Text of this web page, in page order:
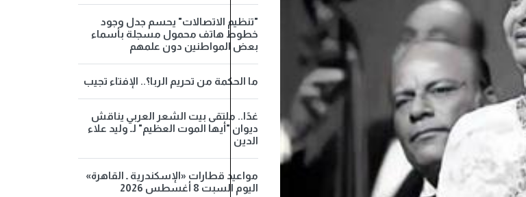
"تنظيم الاتصالات" يحسم جدل وجود
خطوط هاتف محمول مسجلة بأسماء
بعض المواطنين دون علمهم
ما الحكمة من تحريم الربا؟.. الإفتاء تجيب
غدًا.. ملتقى بيت الشعر العربي يناقش
ديوان "أيها الموت العظيم" لـ وليد علاء
الدين
مواعيد قطارات «الإسكندرية ـ القاهرة»
اليوم السبت 8 أغسطس 2026